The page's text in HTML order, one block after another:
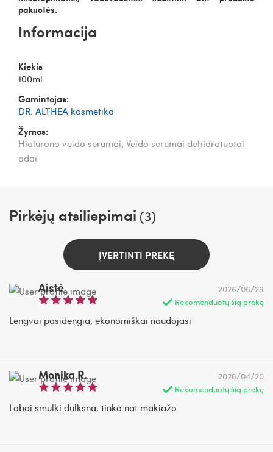
pakuotės.
Informacija
Kiekis
100ml
Gamintojas:
DR. ALTHEA kosmetika
Žymos:
Hialurono veido serumai, Veido serumai dehidratuotai
odai
Pirkėjų atsiliepimai (3)
ĮVERTINTI PREKĘ
Aistė
Rekomenduotų šią prekę
2026/06/29
Lengvai pasidengia, ekonomiškai naudojasi
Monika R.
Rekomenduotų šią prekę
2026/04/20
Labai smulki dulksna, tinka nat makiažo